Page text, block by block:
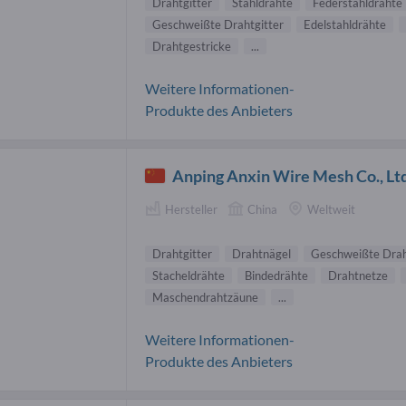
Geschweißte Drahtgitter
Edelstahldrähte
Drahtgestricke
...
Weitere Informationen-
Produkte des Anbieters
Anping Anxin Wire Mesh Co.,
Hersteller China Weltweit
Drahtgitter Drahtnägel
Geschweißte
Stacheldrähte
Bindedrähte
Drahtnetze
Maschendrahtzäune
...
Weitere Informationen-
Produkte des Anbieters